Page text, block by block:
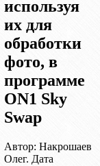
используя
их для
обработки
фото, в
программе
ON1 Sky
Swap
Автор: Накрошаев
Олег. Дата